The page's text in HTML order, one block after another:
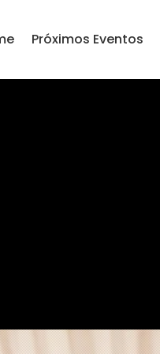
Próximos Eventos